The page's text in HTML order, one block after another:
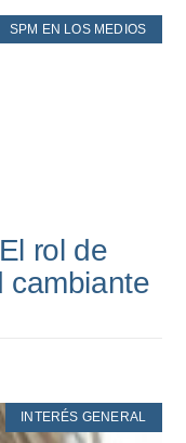
SPM EN LOS MEDIOS
rol de
cambiante
INTERÉS GENERAL